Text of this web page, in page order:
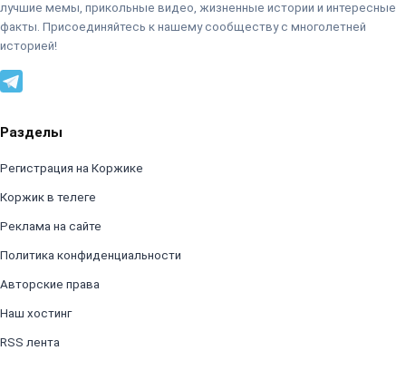
лучшие мемы, прикольные видео, жизненные истории и интересные
факты. Присоединяйтесь к нашему сообществу с многолетней
историей!
Разделы
Регистрация на Коржике
Коржик в телеге
Реклама на сайте
Политика конфиденциальности
Авторские права
Наш хостинг
RSS лента